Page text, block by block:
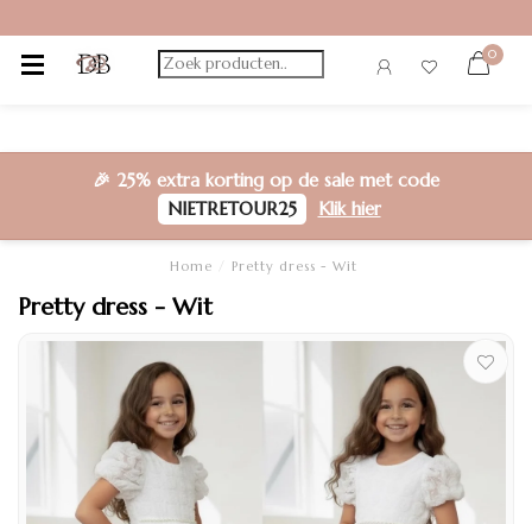
0
🎉 25% extra korting op de sale met code
NIETRETOUR25
Klik hier
Home Pretty dress - Wit
Pretty dress - Wit